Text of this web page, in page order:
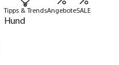
Tipps & TrendsAngeboteSALE
Hund